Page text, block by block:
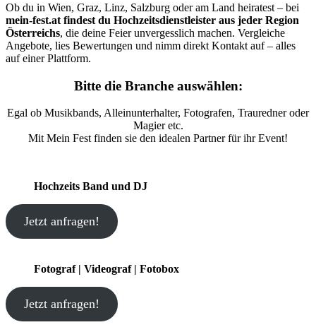
Ob du in Wien, Graz, Linz, Salzburg oder am Land heiratest – bei
mein-fest.at findest du Hochzeitsdienstleister aus jeder Region
Österreichs, die deine Feier unvergesslich machen. Vergleiche
Angebote, lies Bewertungen und nimm direkt Kontakt auf – alles
auf einer Plattform.
Bitte die Branche auswählen:
Egal ob Musikbands, Alleinunterhalter, Fotografen, Trauredner oder
Magier etc.
Mit Mein Fest finden sie den idealen Partner für ihr Event!
Hochzeits Band und DJ
Jetzt anfragen!
Fotograf | Videograf | Fotobox
Jetzt anfragen!